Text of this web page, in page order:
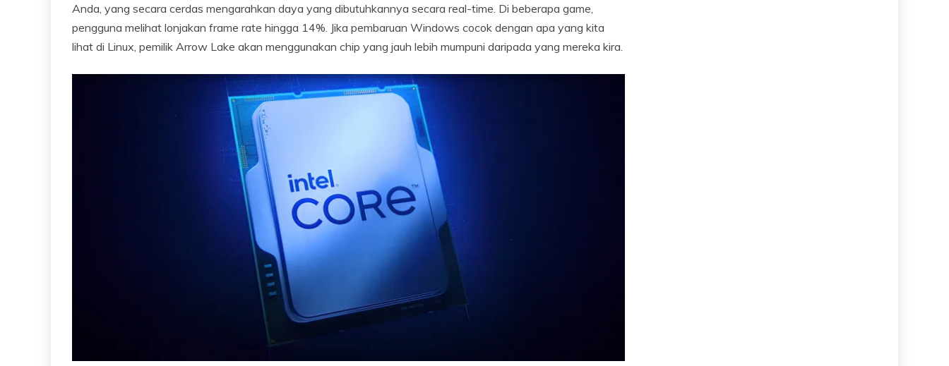
Anda, yang secara cerdas mengarahkan daya yang dibutuhkannya secara real-time. Di beberapa game,
pengguna melihat lonjakan frame rate hingga 14%. Jika pembaruan Windows cocok dengan apa yang kita
lihat di Linux, pemilik Arrow Lake akan menggunakan chip yang jauh lebih mumpuni daripada yang mereka kira.